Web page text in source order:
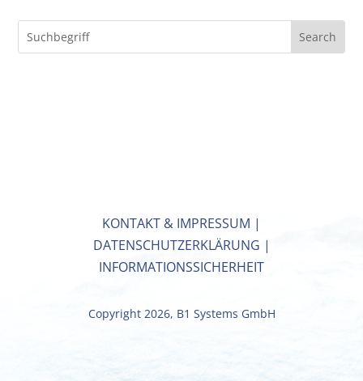
KONTAKT & IMPRESSUM |
DATENSCHUTZERKLÄRUNG |
INFORMATIONSSICHERHEIT
Copyright 2026, B1 Systems GmbH